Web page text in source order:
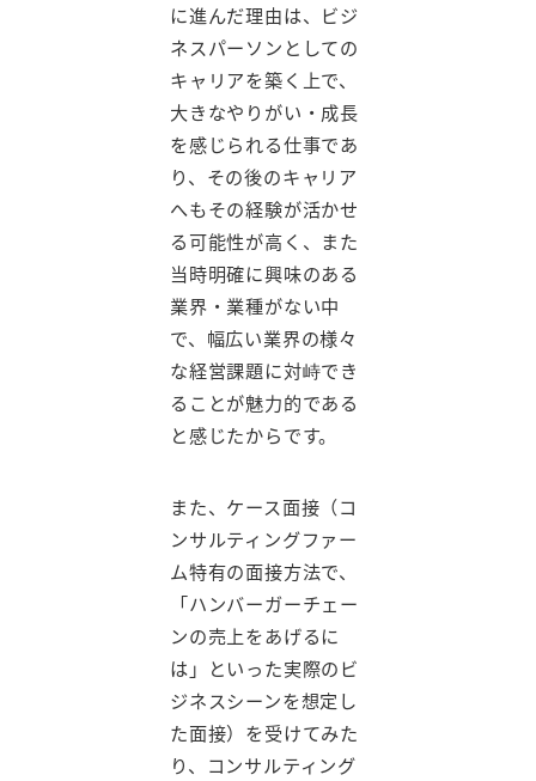
に進んだ理由は、ビジ
ネスパーソンとしての
キャリアを築く上で、
大きなやりがい・成長
を感じられる仕事であ
り、その後のキャリア
へもその経験が活かせ
る可能性が高く、また
当時明確に興味のある
業界・業種がない中
で、幅広い業界の様々
な経営課題に対峙でき
ることが魅力的である
と感じたからです。
また、ケース面接（コ
ンサルティングファー
ム特有の面接方法で、
「ハンバーガーチェー
ンの売上をあげるに
は」といった実際のビ
ジネスシーンを想定し
た面接）を受けてみた
り、コンサルティング